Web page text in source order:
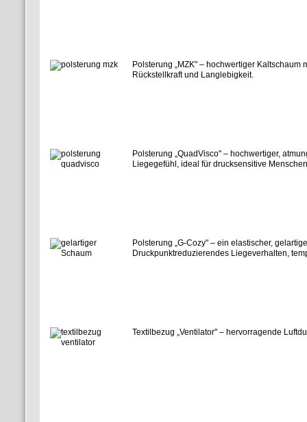
Polsterung „MZK" – hochwertiger
Rückstellkraft und Langlebigkeit.
Polsterung „QuadVisco" – hochwertiger,
Liegegefühl, ideal für drucksensitive
Polsterung „G-Cozy" – ein elastischer,
Druckpunktreduzierendes Liegeverhalten,
Textilbezug „Ventilator" – hervorragende